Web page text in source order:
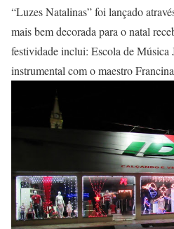
“Luzes Natalinas” foi lançado
mais bem decorada para o natal
festividade inclui: Escola de Música
instrumental com o maestro